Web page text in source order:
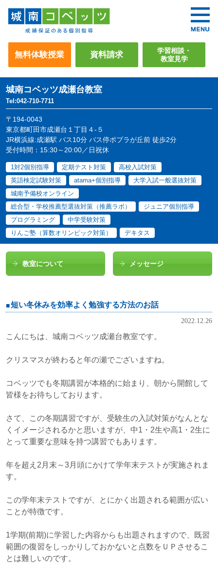
無料体験授業 資料請求
学習相談・
教室見学
城南コベッツ成瀬台教室
Tel:042-710-7711
〒194-0043
東京都町田市成瀬台１丁目４-５
JR横浜線:成瀬駅 バス10分 バス停ポプラが丘前 徒歩2分
受付時間：15:30～20:00／日祝休
1対2個別指導 定期テスト対策
高校入試対策
英語検定試験対策
atama+個別指導
大学入試一般選抜対策
城南予備校オンライン
総合型・学校推薦型選抜対策（推薦ラボ）
ジュニア個別指導
プログラミング
中学受験対策
りんご塾（算数オリンピック対策）
デキタス
教室について メッセージ
短い冬休みを効率よく勉強する方法のお話
2022.12.26
こんにちは、城南コベッツ成瀬台教室です。
クリスマスが終わると年の瀬でございますね。
コベッツでも冬期講習が本格的に始まり、朝から開館して
皆様をお待ちしております。
さて、この冬期講習ですが、受験生の入試対策がなんとな
くイメージされるかと思いますが、中1・2生や高1・2生に
とって重要な意味を持つ講習でもあります。
年を超え2月末～3月頭にかけて学年末テストが実施されま
す。
この学年末テストですが、とにかく出題される範囲が広い
ことが特徴です。
1学期(前期)に学習した内容からも出題されますので、既習
範囲の復習をしっかりしておかないと点数をＵＰさせるこ
とは難しいのです。